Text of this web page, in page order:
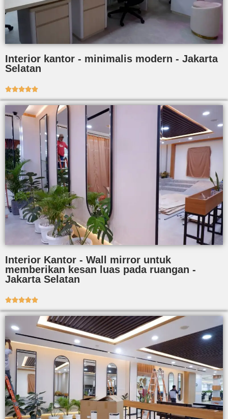
Interior kantor - minimalis modern - Jakarta
Selatan

Interior Kantor - Wall mirror untuk
memberikan kesan luas pada ruangan -
Jakarta Selatan
